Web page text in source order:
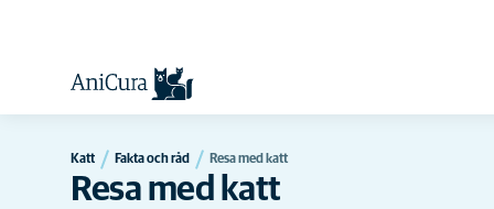
Katt Fakta och råd Resa med katt
Resa med katt